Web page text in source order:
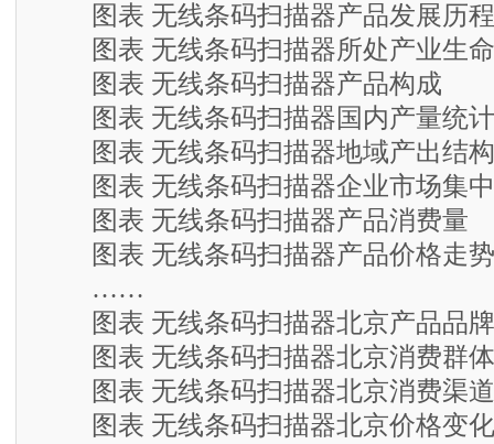
图表 无线条码扫描器产品发展历程
图表 无线条码扫描器所处产业生
图表 无线条码扫描器产品构成
图表 无线条码扫描器国内产量统计
图表 无线条码扫描器地域产出结构
图表 无线条码扫描器企业市场集
图表 无线条码扫描器产品消费量
图表 无线条码扫描器产品价格走势
……
图表 无线条码扫描器北京产品品
图表 无线条码扫描器北京消费群
图表 无线条码扫描器北京消费渠
图表 无线条码扫描器北京价格变